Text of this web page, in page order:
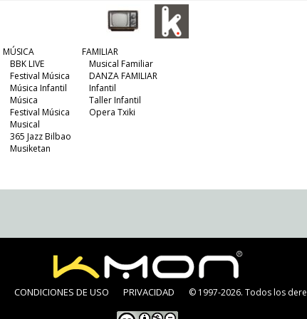
MÚSICA
BBK LIVE
Festival Música
Música Infantil
Música
Festival Música
Musical
365 Jazz Bilbao
Musiketan
FAMILIAR
Musical Familiar
DANZA FAMILIAR
Infantil
Taller Infantil
Opera Txiki
CONDICIONES DE USO PRIVACIDAD © 1997-2026. Todos los